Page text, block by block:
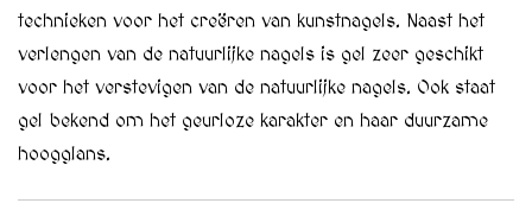
technieken voor het creëren van kunstnagels. Naast het
verlengen van de natuurlijke nagels is gel zeer geschikt
voor het verstevigen van de natuurlijke nagels. Ook staat
gel bekend om het geurloze karakter en haar duurzame
hoogglans.